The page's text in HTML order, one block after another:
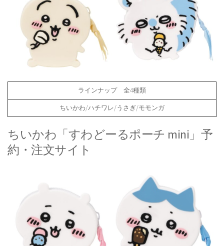
ラインナップ 全4種類
ちいかわ/ハチワレ/うさぎ/モモンガ
ちいかわ「すわどーるポーチ mini」予
約・注文サイト